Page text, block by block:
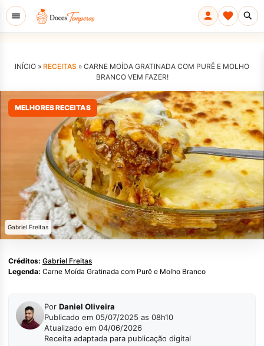
INÍCIO » RECEITAS » CARNE MOÍDA GRATINADA COM PURÊ E MOLHO
BRANCO VEM FAZER!
MELHORES RECEITAS
Gabriel Freitas
Créditos: Gabriel Freitas
Legenda: Carne Moída Gratinada com Purê e Molho Branco
Por Daniel Oliveira
Publicado em 05/07/2025 as 08h10
Atualizado em 04/06/2026
Receita adaptada para publicação digital